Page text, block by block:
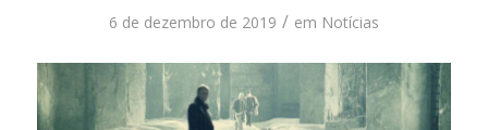
6 de dezembro de 2019 / em Notícias